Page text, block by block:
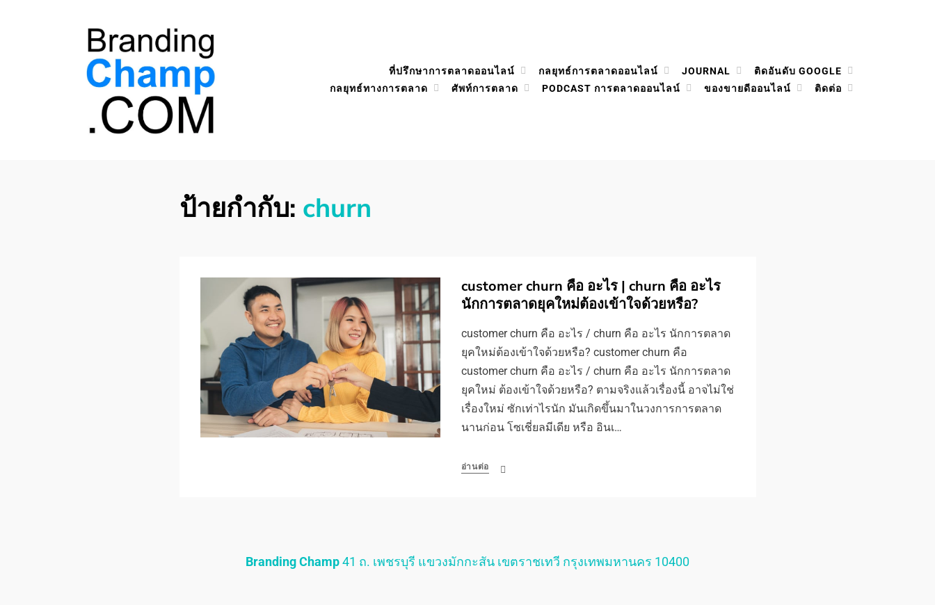
ที่ปรึกษาการตลาดออนไลน์ กลยุทธ์การตลาดออนไลน์ JOURNAL
ติดอันดับ GOOGLE
กลยุทธ์ทางการตลาด
ศัพท์การตลาด PODCAST การตลาดออนไลน์ ของขายดีออนไลน์ ติดต่อ
ป้ายกำกับ: churn
customer churn คือ อะไร | churn คือ อะไร
นักการตลาดยุคใหม่ต้องเข้าใจด้วยหรือ?
customer churn คือ อะไร / churn คือ อะไร นักการตลาด
ยุคใหม่ต้องเข้าใจด้วยหรือ? customer churn คือ
customer churn คือ อะไร / churn คือ อะไร นักการตลาด
ยุคใหม่ ต้องเข้าใจด้วยหรือ? ตามจริงแล้วเรื่องนี้ อาจไม่ใช่
เรื่องใหม่ ซักเท่าไรนัก มันเกิดขึ้นมาในวงการการตลาด
นานก่อน โซเชี่ยลมีเดีย หรือ อินเ…
อ่านต่อ
Branding Champ41 ถ. เพชรบุรี แขวงมักกะสัน เขตราชเทวี กรุงเทพมหานคร 10400